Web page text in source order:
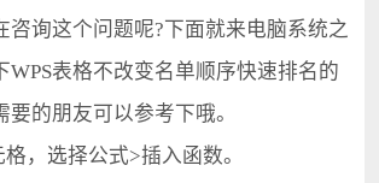
咨询这个问题呢?下面就来电脑系统之
WPS表格不改变名单顺序快速排名的
要的朋友可以参考下哦。
选择公式>插入函数。